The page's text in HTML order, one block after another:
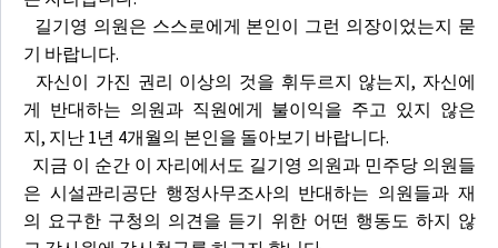
길기영 의원은 스스로에게 본인이 그런 의장이었는지 묻
기 바랍니다.
자신이 가진 권리 이상의 것을 휘두르지 않는지, 자신에
게 반대하는 의원과 직원에게 불이익을 주고 있지 않은
지, 지난 1년 4개월의 본인을 돌아보기 바랍니다.
지금 이 순간 이 자리에서도 길기영 의원과 민주당 의원들
은 시설관리공단 행정사무조사의 반대하는 의원들과 재
의 요구한 구청의 의견을 듣기 위한 어떤 행동도 하지 않